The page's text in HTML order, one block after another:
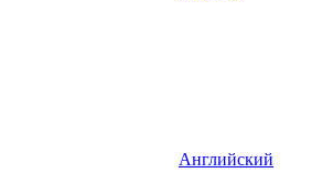
Английский